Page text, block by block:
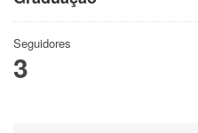
Seguidores
3